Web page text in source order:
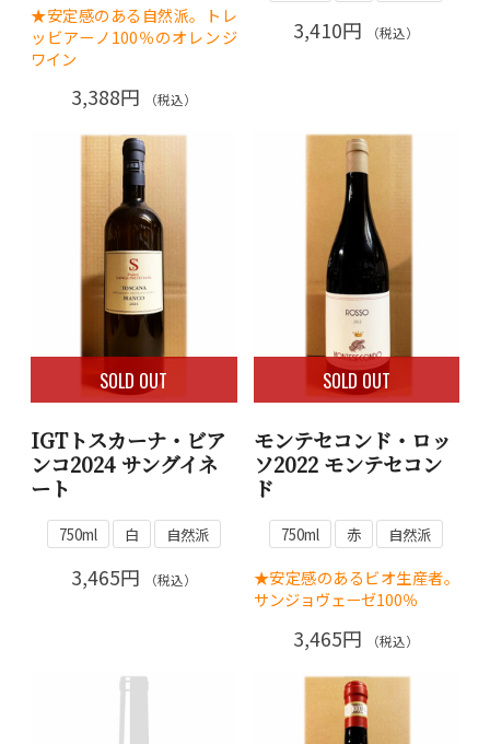
★安定感のある自然派。トレ
ッビアーノ100％のオレンジ
ワイン
3,388円 （税込）
3,410円 （税込）
SOLD OUT
IGTトスカーナ・ビア
ンコ2024 サングイネ
ート
750ml 白 自然派
3,465円 （税込）
SOLD OUT
モンテセコンド・ロッ
ソ2022 モンテセコン
ド
750ml 赤 自然派
★安定感のあるビオ生産者。
サンジョヴェーゼ100％
3,465円 （税込）